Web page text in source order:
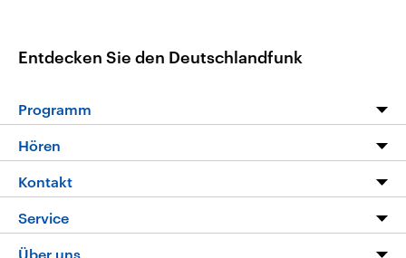
Entdecken Sie den Deutschlandfunk
Programm
Programm
Die Nachrichten
Nachrichtenleicht
Hören
Livestream
Podcasts
Kontakt
Hörerservice
Service
FAQ
Über uns